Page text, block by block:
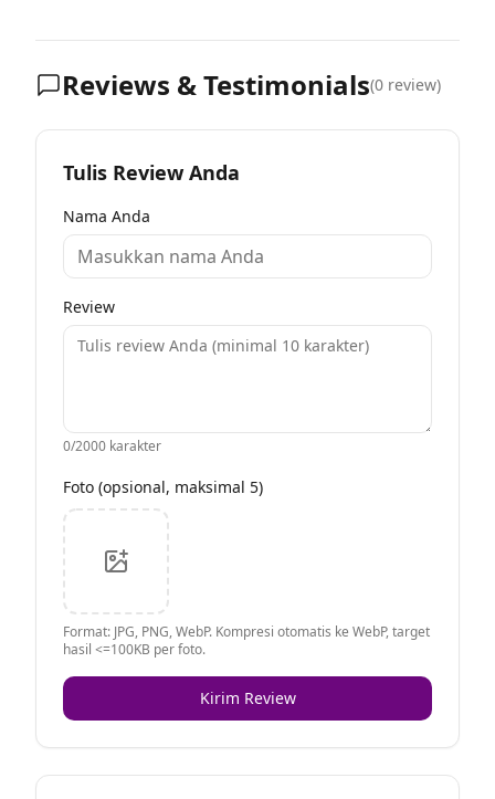
Reviews & Testimonials(0 review)
Tulis Review Anda
Nama Anda
Review
0/2000 karakter
Foto (opsional, maksimal 5)
Format: JPG, PNG, WebP. Kompresi otomatis ke WebP, target
hasil <=100KB per foto.
Kirim Review